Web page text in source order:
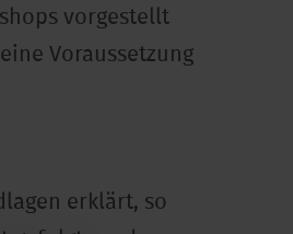
vorgestellt
Voraussetzung
erklärt, so